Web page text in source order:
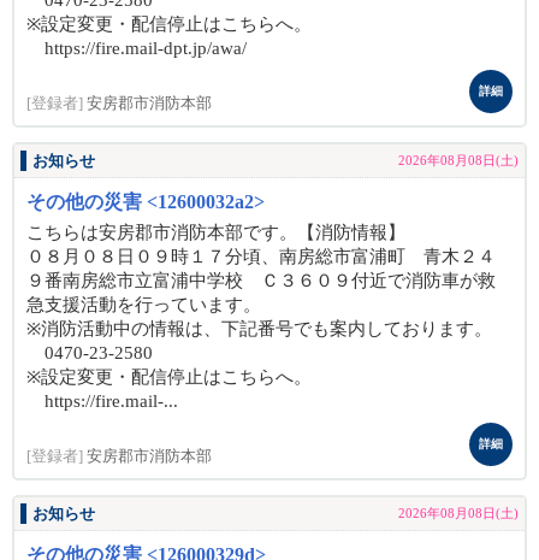
※設定変更・配信停止はこちらへ。
https://fire.mail-dpt.jp/awa/
[登録者] 安房郡市消防本部
詳細
お知らせ 2026年08月08日(土)
その他の災害 <12600032a2>
こちらは安房郡市消防本部です。【消防情報】
０８月０８日０９時１７分頃、南房総市富浦町 青木２４
９番南房総市立富浦中学校 Ｃ３６０９付近で消防車が救
急支援活動を行っています。
※消防活動中の情報は、下記番号でも案内しております。
0470-23-2580
※設定変更・配信停止はこちらへ。
https://fire.mail-...
[登録者] 安房郡市消防本部
詳細
お知らせ 2026年08月08日(土)
その他の災害 <126000329d>